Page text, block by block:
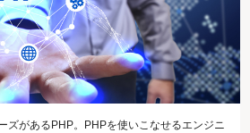
ズがあるPHP。PHPを使いこなせるエンジニ